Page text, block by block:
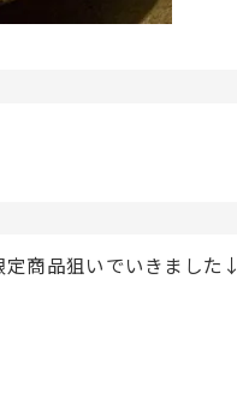
商品狙いでいきました↓